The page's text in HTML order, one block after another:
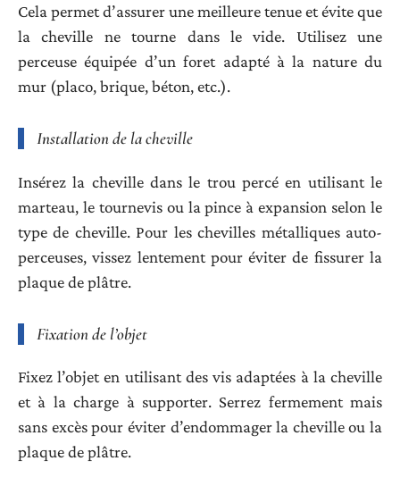
Cela permet d’assurer une meilleure tenue et évite que
la cheville ne tourne dans le vide. Utilisez une
perceuse équipée d’un foret adapté à la nature du
mur (placo, brique, béton, etc.).
Installation de la cheville
Insérez la cheville dans le trou percé en utilisant le
marteau, le tournevis ou la pince à expansion selon le
type de cheville. Pour les chevilles métalliques auto-
perceuses, vissez lentement pour éviter de fissurer la
plaque de plâtre.
Fixation de l’objet
Fixez l’objet en utilisant des vis adaptées à la cheville
et à la charge à supporter. Serrez fermement mais
sans excès pour éviter d’endommager la cheville ou la
plaque de plâtre.